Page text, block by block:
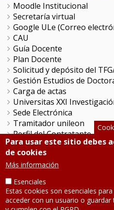
Moodle Institucional
Secretaría virtual
Google ULe (Correo
CAU
Guía Docente
Plan Docente
Solicitud y depósito del
Gestión Estudios de
Carga de actas
Universitas XXI
Sede Electrónica
Tramitador unileon
Perfil del Contratante
Portal del Empleado
Servicio de Informática y
SÍGUENOS
Teléfono:
Para usar este sitio debes
de cookies
Más información
Esenciales
Estas cookies son esenciales
acceder con un usuario o